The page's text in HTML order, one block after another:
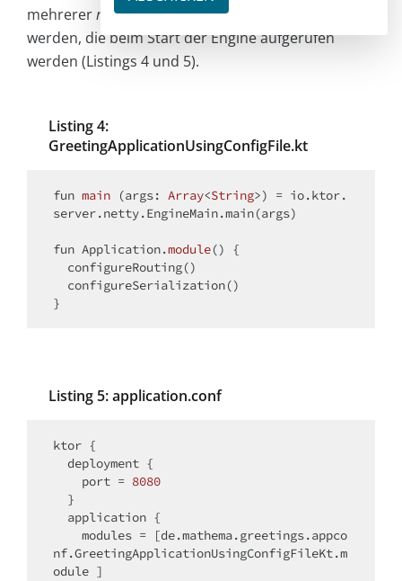
mehrerermodule-Funktionen bereitgestellt
werden, die beim Start der Engine aufgerufen
werden (Listings 4 und 5).
Listing 4:
GreetingApplicationUsingConfigFile.kt
fun main (args: Array<String>)
= io.ktor.
server.netty.EngineMain.main(args)
fun Application.module()
{
Listing 5: application.conf
ktor {
    port =
8080
nf.GreetingApplicationUsingConfigFileKt.m
odule ]